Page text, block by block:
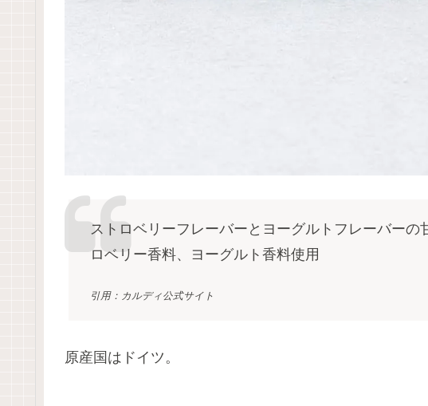
ストロベリーフレーバーとヨーグルトフレーバー
ロベリー香料、ヨーグルト香料使用
引用：カルディ公式サイト
原産国はドイツ。